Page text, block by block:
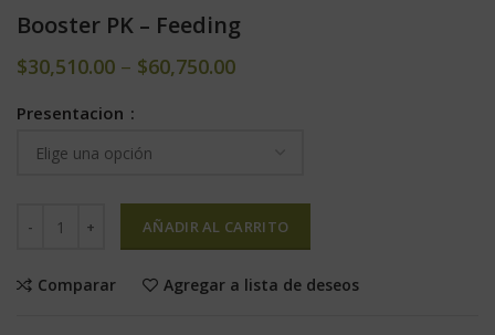
Booster PK – Feeding
$30,510.00 – $60,750.00
Presentacion
AÑADIR AL CARRITO
Comparar Agregar a lista de deseos